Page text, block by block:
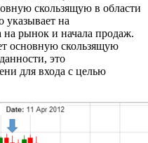
скользящую в области
указывает на
рынок и начала продаж.
основную скользящую
это
для входа с целью